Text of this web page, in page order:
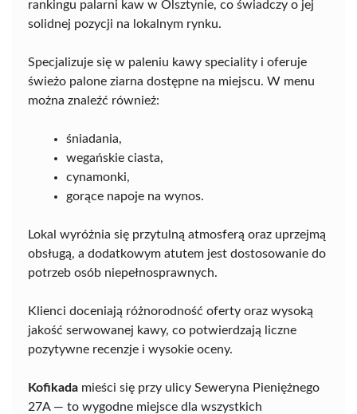
rankingu palarni kaw w Olsztynie, co świadczy o jej
solidnej pozycji na lokalnym rynku.
Specjalizuje się w paleniu kawy speciality i oferuje
świeżo palone ziarna dostępne na miejscu. W menu
można znaleźć również:
śniadania,
wegańskie ciasta,
cynamonki,
gorące napoje na wynos.
Lokal wyróżnia się przytulną atmosferą oraz uprzejmą
obsługą, a dodatkowym atutem jest dostosowanie do
potrzeb osób niepełnosprawnych.
Klienci doceniają różnorodność oferty oraz wysoką
jakość serwowanej kawy, co potwierdzają liczne
pozytywne recenzje i wysokie oceny.
Kofikada mieści się przy ulicy Seweryna Pieniężnego
27A — to wygodne miejsce dla wszystkich